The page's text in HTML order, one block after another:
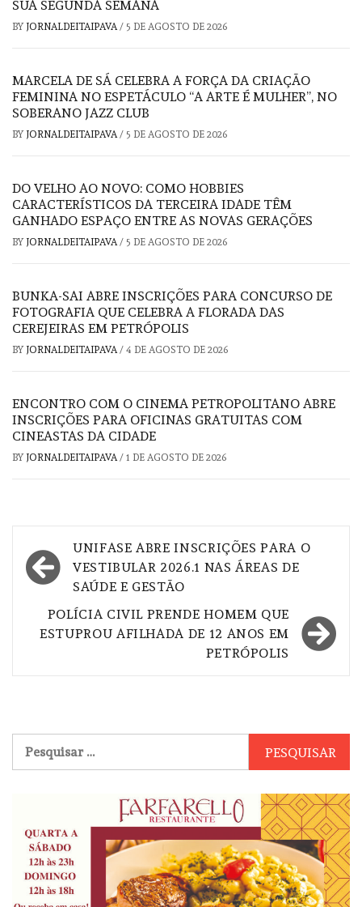
SUA SEGUNDA SEMANA
BY JORNALDEITAIPAVA / 5 DE AGOSTO DE 2026
MARCELA DE SÁ CELEBRA A FORÇA DA CRIAÇÃO
FEMININA NO ESPETÁCULO “A ARTE É MULHER”, NO
SOBERANO JAZZ CLUB
BY JORNALDEITAIPAVA / 5 DE AGOSTO DE 2026
DO VELHO AO NOVO: COMO HOBBIES
CARACTERÍSTICOS DA TERCEIRA IDADE TÊM
GANHADO ESPAÇO ENTRE AS NOVAS GERAÇÕES
BY JORNALDEITAIPAVA / 5 DE AGOSTO DE 2026
BUNKA-SAI ABRE INSCRIÇÕES PARA CONCURSO DE
FOTOGRAFIA QUE CELEBRA A FLORADA DAS
CEREJEIRAS EM PETRÓPOLIS
BY JORNALDEITAIPAVA / 4 DE AGOSTO DE 2026
ENCONTRO COM O CINEMA PETROPOLITANO ABRE
INSCRIÇÕES PARA OFICINAS GRATUITAS COM
CINEASTAS DA CIDADE
BY JORNALDEITAIPAVA / 1 DE AGOSTO DE 2026
Navegação
de
UNIFASE ABRE INSCRIÇÕES PARA O
VESTIBULAR 2026.1 NAS ÁREAS DE
SAÚDE E GESTÃO
POLÍCIA CIVIL PRENDE HOMEM QUE
ESTUPROU AFILHADA DE 12 ANOS EM
PETRÓPOLIS
por: